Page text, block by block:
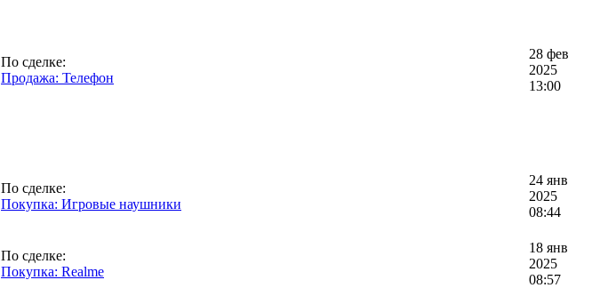
По сделке:
Продажа: Телефон
28 фев
2025
13:00
По сделке:
Покупка: Игровые наушники
24 янв
2025
08:44
По сделке:
Покупка: Realme
18 янв
2025
08:57